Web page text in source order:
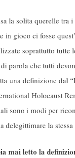
la solita querelle
gioco ci fosse
soprattutto tutte
parola che tutti
una definizione dal
Holocaust
sono i modi per
delegittimare la
mai letto la